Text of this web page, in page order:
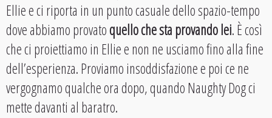
Ellie e ci riporta in un punto casuale dello spazio-tempo
dove abbiamo provatoquello che sta provando lei. È così
che ci proiettiamo in Ellie e non ne usciamo fino alla fine
dell’esperienza. Proviamo insoddisfazione e poi ce ne
vergognamo qualche ora dopo, quando Naughty Dog ci
mette davanti al baratro.